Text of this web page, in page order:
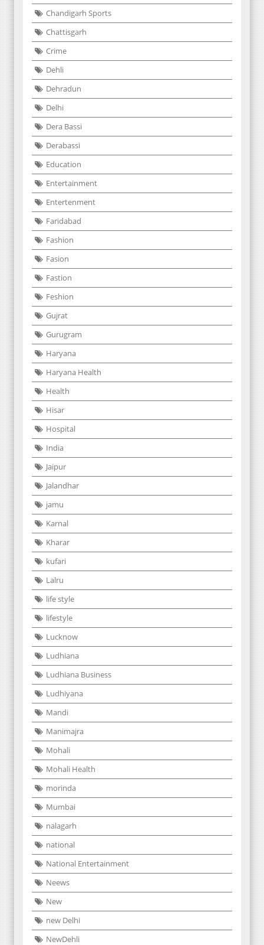
Chandigarh Sports
Chattisgarh
Crime
Dehli
Dehradun
Delhi
Dera Bassi
Derabassi
Education
Entertainment
Entertenment
Faridabad
Fashion
Fasion
Fastion
Feshion
Gujrat
Gurugram
Haryana
Haryana Health
Health
Hisar
Hospital
India
Jaipur
Jalandhar
jamu
Karnal
Kharar
kufari
Lalru
life style
lifestyle
Lucknow
Ludhiana
Ludhiana Business
Ludhiyana
Mandi
Manimajra
Mohali
Mohali Health
morinda
Mumbai
nalagarh
national
National Entertainment
Neews
New
new Delhi
NewDehli